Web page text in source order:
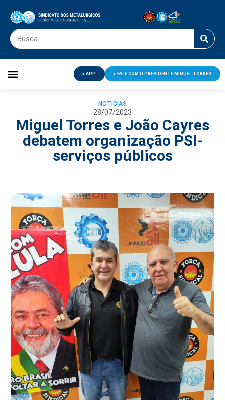
APP FALE COM O PRESIDENTE MIGUEL TORRES
NOTÍCIAS
28/07/2023
Miguel Torres e João Cayres
debatem organização PSI-
serviços públicos